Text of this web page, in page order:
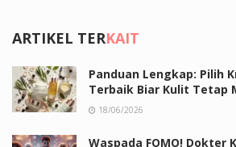
ARTIKEL TERKAIT
Panduan Lengkap: Pilih
Terbaik Biar Kulit Tetap
18/06/2026
Waspada FOMO! Dokter